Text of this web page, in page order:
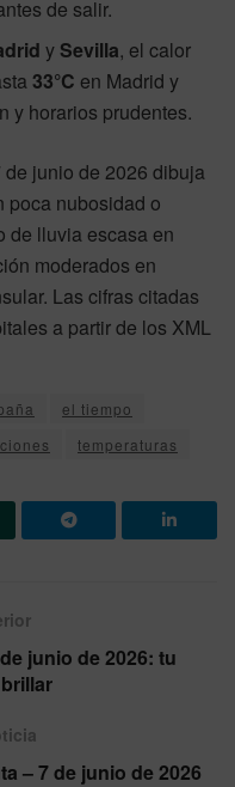
de salir.
y Sevilla, el calor
33°C en Madrid y
y horarios prudentes.
junio de 2026 dibuja
poca nubosidad o
de lluvia escasa en
moderados en
Las cifras citadas
a partir de los XML
el tiempo
temperaturas
junio de 2026: tu
– 7 de junio de 2026